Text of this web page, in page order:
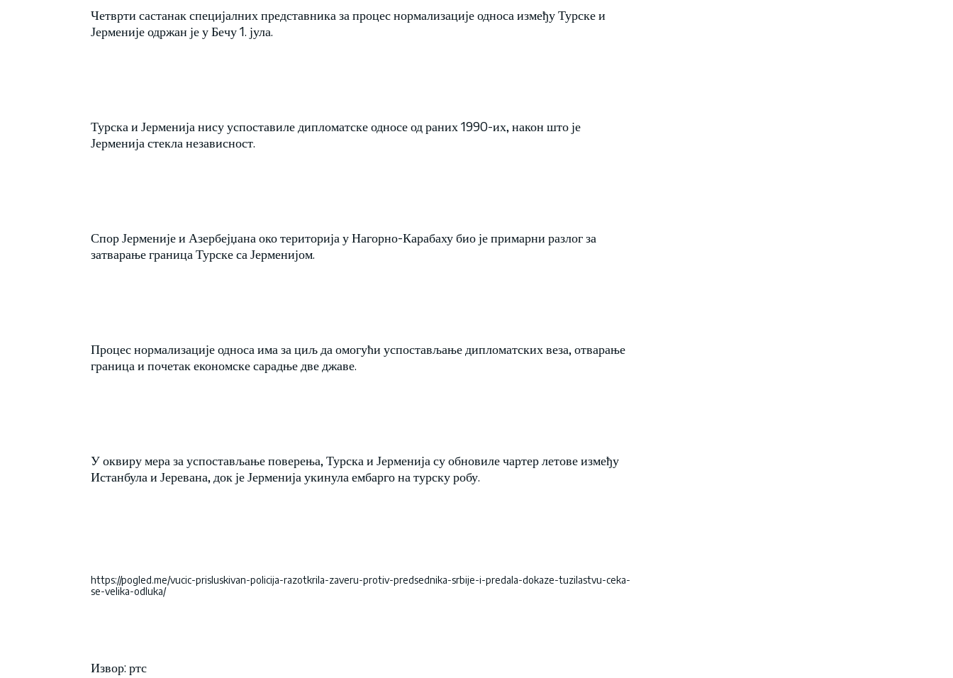
Четврти састанак специјалних представника за процес нормализације односа између Турске и
Јерменије одржан је у Бечу 1. јула.
Турска и Јерменија нису успоставиле дипломатске односе од раних 1990-их, након што је
Јерменија стекла независност.
Спор Јерменије и Азербејџана око територија у Нагорно-Карабаху био је примарни разлог за
затварање граница Турске са Јерменијом.
Процес нормализације односа има за циљ да омогући успостављање дипломатских веза, отварање
граница и почетак економске сарадње две джаве.
У оквиру мера за успостављање поверења, Турска и Јерменија су обновиле чартер летове између
Истанбула и Јеревана, док је Јерменија укинула ембарго на турску робу.
https://pogled.me/vucic-prisluskivan-policija-razotkrila-zaveru-protiv-predsednika-srbije-i-predala-dokaze-tuzilastvu-ceka-
se-velika-odluka/
Извор: ртс